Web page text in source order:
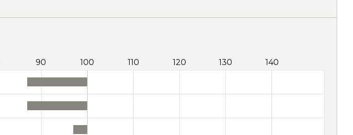
90 100 110 120 130 140